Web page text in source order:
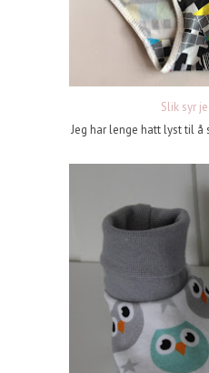
Slik syr
Jeg har lenge hatt lyst til å